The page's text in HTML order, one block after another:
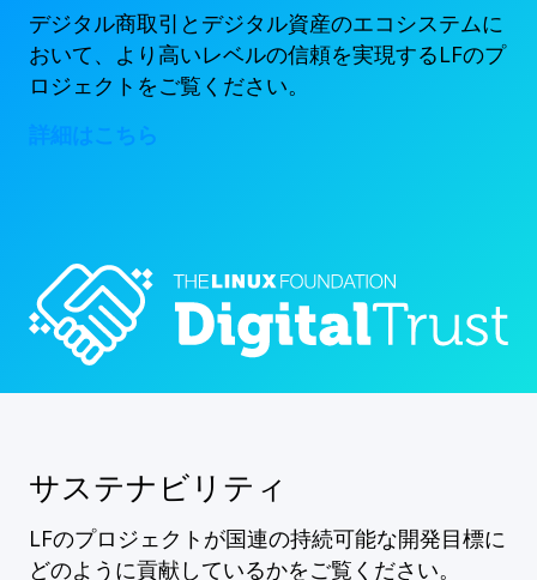
デジタル商取引とデジタル資産のエコシステムに
おいて、より高いレベルの信頼を実現するLFのプ
ロジェクトをご覧ください。
詳細はこちら
サステナビリティ
LFのプロジェクトが国連の持続可能な開発目標に
どのように貢献しているかをご覧ください。